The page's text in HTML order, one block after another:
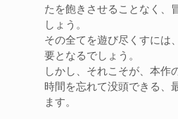
たを飽きさせることなく、
しょう。
その全てを遊び尽くすには
要となるでしょう。
しかし、それこそが、本作
時間を忘れて没頭できる、
ます。